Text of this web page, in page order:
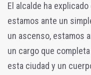
El alcalde ha
estamos ante un
un ascenso, estamos
un cargo que
esta ciudad y un